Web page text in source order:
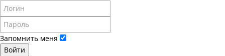
Запомнить меня
Войти